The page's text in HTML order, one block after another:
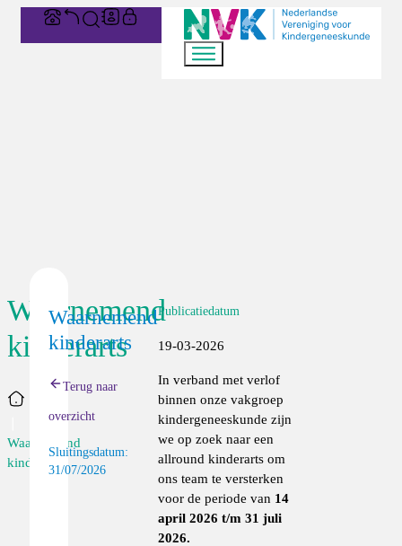
Waarnemend
kinderarts
Home
Waarnemend
kind...
Waarnemend
kinderarts
Terug naar
overzicht
Sluitingsdatum:
31/07/2026
Publicatiedatum
19-03-2026
In verband met verlof
binnen onze vakgroep
kindergeneeskunde zijn
we op zoek naar een
allround kinderarts om
ons team te versterken
voor de periode van 14
april 2026 t/m 31 juli
2026.